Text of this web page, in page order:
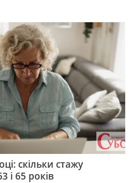
скільки стажу
і 65 років